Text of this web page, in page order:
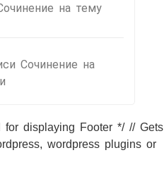
на тему
Сочинение на
displaying Footer */ // Gets
wordpress plugins or